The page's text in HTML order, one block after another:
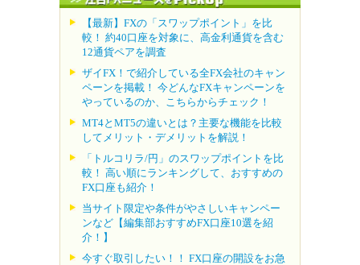
【最新】FXの「スワップポイント」を比
較！ 約40口座を対象に、高金利通貨を含む
12通貨ペアを調査
ザイFX！で紹介している全FX会社のキャン
ペーンを掲載！ 今どんなFXキャンペーンを
やっているのか、こちらからチェック！
MT4とMT5の違いとは？主要な機能を比較
してメリット・デメリットを解説！
「トルコリラ/円」のスワップポイントを比
較！ 高い順にランキングして、おすすめの
FX口座も紹介！
当サイト限定や条件がやさしいキャンペー
ンなど【編集部おすすめFX口座10選を紹
介！】
今すぐ取引したい！！ FX口座の開設をお急